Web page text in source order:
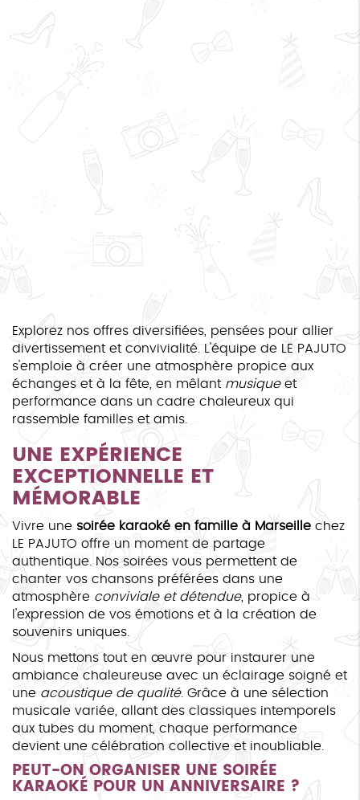
Explorez nos offres diversifiées, pensées pour allier
divertissement et convivialité. L'équipe de LE PAJUTO
s'emploie à créer une atmosphère propice aux
échanges et à la fête, en mêlant musiqueet
performance dans un cadre chaleureux qui
rassemble familles et amis.
UNE EXPÉRIENCE
EXCEPTIONNELLE ET
MÉMORABLE
Vivre une soirée karaoké en famille à Marseille chez
LE PAJUTO offre un moment de partage
authentique. Nos soirées vous permettent de
chanter vos chansons préférées dans une
atmosphère conviviale et détendue, propice à
l'expression de vos émotions et à la création de
souvenirs uniques.
Nous mettons tout en œuvre pour instaurer une
ambiance chaleureuse avec un éclairage soigné et
une acoustique de qualité. Grâce à une sélection
musicale variée, allant des classiques intemporels
aux tubes du moment, chaque performance
devient une célébration collective et inoubliable.
PEUT-ON ORGANISER UNE SOIRÉE
KARAOKÉ POUR UN ANNIVERSAIRE ?